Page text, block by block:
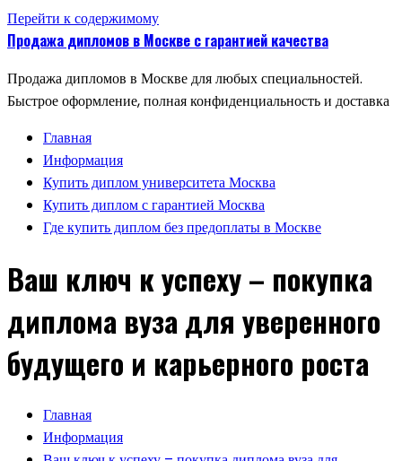
Перейти к содержимому
Продажа дипломов в Москве с гарантией качества
Продажа дипломов в Москве для любых специальностей.
Быстрое оформление, полная конфиденциальность и доставка
Главная
Информация
Купить диплом университета Москва
Купить диплом с гарантией Москва
Где купить диплом без предоплаты в Москве
Ваш ключ к успеху – покупка
диплома вуза для уверенного
будущего и карьерного роста
Главная
Информация